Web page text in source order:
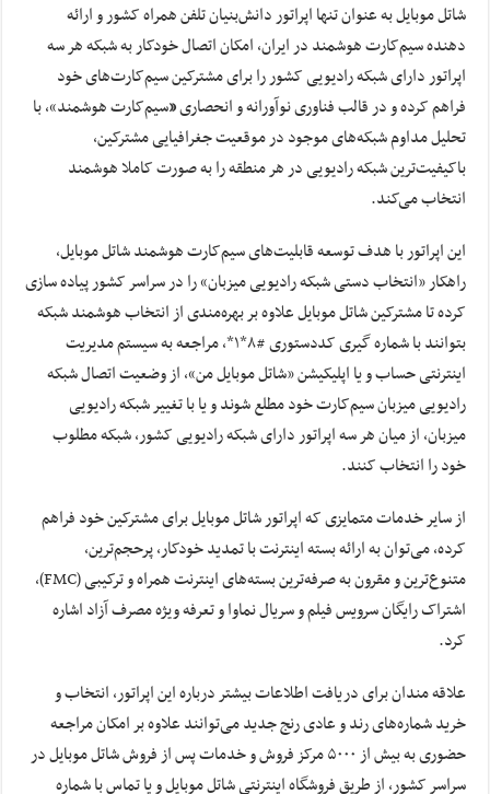
شاتل‌‌ موبایل به عنوان تنها اپراتور دانش‌بنیان تلفن همراه کشور و ارائه‌
دهنده سیم‌کارت هوشمند در ایران، امکان اتصال خودکار به شبکه هر سه
اپراتور دارای شبکه رادیویی کشور را برای مشترکین سیم‌کارت‏‌های خود
فراهم کرده و در قالب فناوری نوآورانه و انحصاری«سیم‌کارت هوشمند»، با
تحلیل مداوم شبکه‏‌های موجود در موقعیت جغرافیایی مشترکین،
باکیفیت‌ترین شبکه رادیویی در هر منطقه را به‏‌ صورت کاملا هوشمند
انتخاب می‌کند.
این اپراتور با هدف توسعه قابلیت‌های سیم‌کارت هوشمند شاتل موبایل،
راهکار «انتخاب دستی شبکه رادیویی میزبان» را در سراسر کشور پیاده سازی
کرده تا مشترکین شاتل موبایل علاوه بر بهره‌مندی از انتخاب هوشمند شبکه
بتوانند با شماره گیری کددستوری #۸*۱*، مراجعه به سیستم مدیریت
اینترنتی حساب و یا اپلیکیشن «شاتل‌‏‌ موبایل من»، از وضعیت اتصال شبکه
رادیویی میزبان سیم‌کارت خود مطلع شوند و یا با تغییر شبکه رادیویی
میزبان، از میان هر سه اپراتور دارای شبکه رادیویی کشور، شبکه مطلوب
خود را انتخاب کنند.
از سایر خدمات متمایزی که اپراتور شاتل موبایل برای مشترکین خود فراهم
کرده، می‌توان به ارائه بسته اینترنت با تمدید خودکار، پرحجم‌ترین،
متنوع‌ترین و مقرون به صرفه‌ترین بسته‌های اینترنت همراه و ترکیبی (FMC)،
اشتراک رایگان سرویس فیلم و سریال نماوا و تعرفه ویژه مصرف آزاد اشاره
کرد.
علاقه مندان برای دریافت اطلاعات بیشتر درباره این اپراتور، انتخاب و
خرید شماره‌های رند و عادی رنج جدید می‌توانند علاوه بر امکان مراجعه
حضوری به بیش از ۵۰۰۰ مرکز فروش و خدمات پس از فروش شاتل موبایل در
سراسر کشور، از طریق فروشگاه اینترنتی شاتل موبایل و یا تماس با شماره